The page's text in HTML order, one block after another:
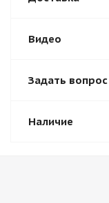
Видео
Задать вопрос
Наличие